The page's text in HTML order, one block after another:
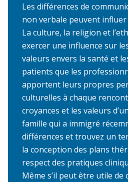
Les différences de
non verbale peuvent influer
La culture, la religion et
exercer une influence sur
valeurs envers la santé et
patients que les
apportent leurs propres
culturelles à chaque
croyances et les valeurs
famille qui a immigré
différences et trouvez un
la conception des plans
respect des pratiques
Même s’il peut être utile de